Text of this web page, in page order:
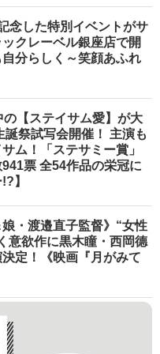
念した特別イベントがサ
クレーベル銀座店で開
分らしく～笑顔あふれ
の【ステイサム愛】が大
誕祭試写会開催！ 主演も
ム！「ステサミー賞」
票 全54作品の栄冠に
】
娘・渡邉直子監督》“女性
意欲作に黒木瞳・西岡德
定！《映画『月がみて